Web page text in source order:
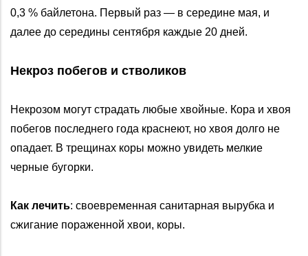
0,3 % байлетона. Первый раз — в середине мая, и
далее до середины сентября каждые 20 дней.
Некроз побегов и стволиков
Некрозом могут страдать любые хвойные. Кора и хвоя
побегов последнего года краснеют, но хвоя долго не
опадает. В трещинах коры можно увидеть мелкие
черные бугорки.
Как лечить: своевременная санитарная вырубка и
сжигание пораженной хвои, коры.